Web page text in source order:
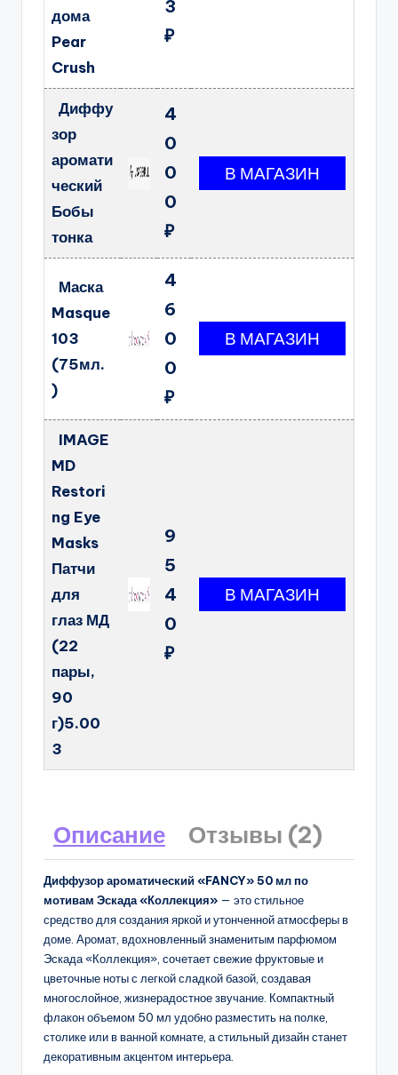
дома
Pear
Crush
3
₽
Диффу
зор
аромати
ческий
Бобы
тонка
4
0
0
0
₽
Маска
Masque
103
(75мл.
)
4
6
0
0
₽
IMAGE
MD
Restori
ng Eye
Masks
Патчи
для
глаз МД
(22
пары,
90
г)5.00
3
9
5
4
0
₽
Описание Отзывы (2)
Диффузор ароматический «FANCY» 50 мл по
мотивам Эскада «Коллекция» — это стильное
средство для создания яркой и утонченной атмосферы в
доме. Аромат, вдохновленный знаменитым парфюмом
Эскада «Коллекция», сочетает свежие фруктовые и
цветочные ноты с легкой сладкой базой, создавая
многослойное, жизнерадостное звучание. Компактный
флакон объемом 50 мл удобно разместить на полке,
столике или в ванной комнате, а стильный дизайн станет
декоративным акцентом интерьера.